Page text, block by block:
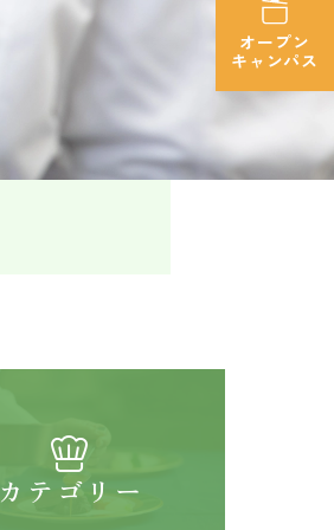
カテゴリー
オープン
キャンパス